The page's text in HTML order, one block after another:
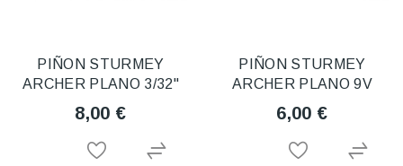
PIÑON STURMEY
ARCHER PLANO 3/32"
8,00 €
PIÑON STURMEY
ARCHER PLANO 9V
6,00 €